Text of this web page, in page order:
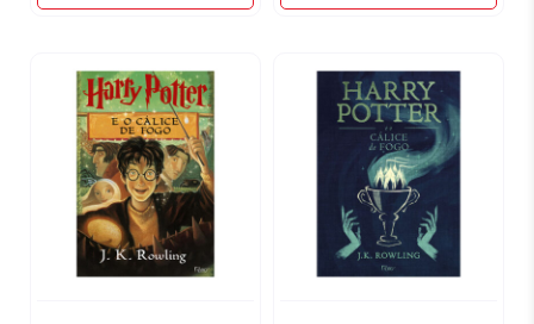
A
Filosofal
quantidade
3
Prisioneiro
quantidade